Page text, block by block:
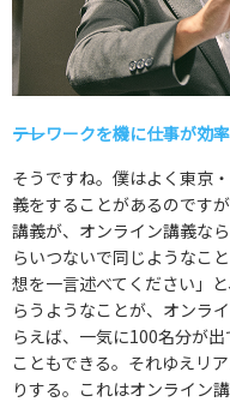
――テレワークを機に仕事が効
そうですね。僕はよく東京
義をすることがあるのです
講義が、オンライン講義な
らいつないで同じようなこ
想を一言述べてください」
らうようなことが、オンラ
らえば、一気に100名分が
こともできる。それゆえリ
りする。これはオンライン